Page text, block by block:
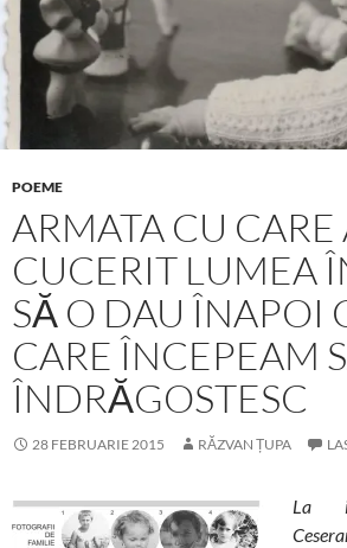
POEME
ARMATA CU CARE
CUCERIT LUMEA
SĂ O DAU ÎNAPOI
CARE ÎNCEPEAM
ÎNDRĂGOSTESC
28 FEBRUARIE 2015 RĂZVAN ȚUPA
La